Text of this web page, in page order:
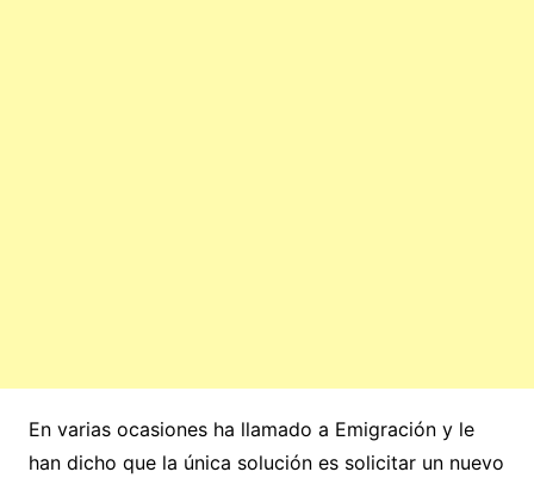
En varias ocasiones ha llamado a Emigración y le
han dicho que la única solución es solicitar un nuevo